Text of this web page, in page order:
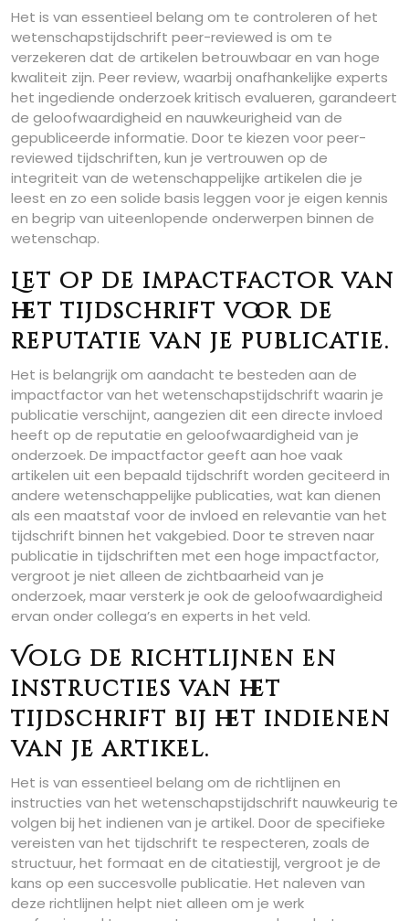
Het is van essentieel belang om te controleren of het
wetenschapstijdschrift peer-reviewed is om te
verzekeren dat de artikelen betrouwbaar en van hoge
kwaliteit zijn. Peer review, waarbij onafhankelijke experts
het ingediende onderzoek kritisch evalueren, garandeert
de geloofwaardigheid en nauwkeurigheid van de
gepubliceerde informatie. Door te kiezen voor peer-
reviewed tijdschriften, kun je vertrouwen op de
integriteit van de wetenschappelijke artikelen die je
leest en zo een solide basis leggen voor je eigen kennis
en begrip van uiteenlopende onderwerpen binnen de
wetenschap.
Let op de impactfactor van
het tijdschrift voor de
reputatie van je publicatie.
Het is belangrijk om aandacht te besteden aan de
impactfactor van het wetenschapstijdschrift waarin je
publicatie verschijnt, aangezien dit een directe invloed
heeft op de reputatie en geloofwaardigheid van je
onderzoek. De impactfactor geeft aan hoe vaak
artikelen uit een bepaald tijdschrift worden geciteerd in
andere wetenschappelijke publicaties, wat kan dienen
als een maatstaf voor de invloed en relevantie van het
tijdschrift binnen het vakgebied. Door te streven naar
publicatie in tijdschriften met een hoge impactfactor,
vergroot je niet alleen de zichtbaarheid van je
onderzoek, maar versterk je ook de geloofwaardigheid
ervan onder collega’s en experts in het veld.
Volg de richtlijnen en
instructies van het
tijdschrift bij het indienen
van je artikel.
Het is van essentieel belang om de richtlijnen en
instructies van het wetenschapstijdschrift nauwkeurig te
volgen bij het indienen van je artikel. Door de specifieke
vereisten van het tijdschrift te respecteren, zoals de
structuur, het formaat en de citatiestijl, vergroot je de
kans op een succesvolle publicatie. Het naleven van
deze richtlijnen helpt niet alleen om je werk